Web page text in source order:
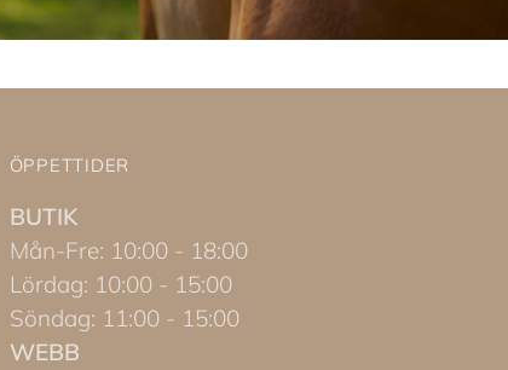
ÖPPETTIDER
BUTIK
Mån-Fre: 10:00 - 18:00
Lördag: 10:00 - 15:00
Söndag: 11:00 - 15:00
WEBB